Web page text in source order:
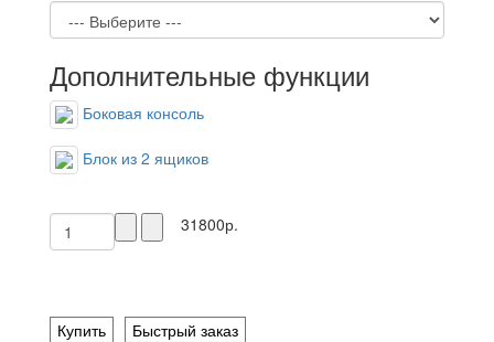
Дополнительные функции
Боковая консоль
Блок из 2 ящиков
31800р.
Купить
Быстрый заказ